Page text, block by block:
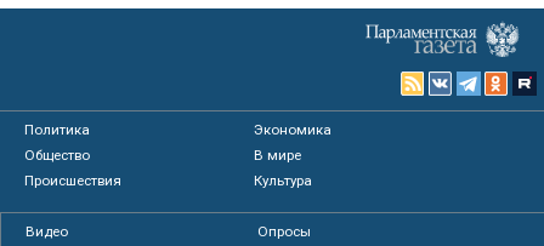
Политика
Экономика
Общество
В мире
Происшествия
Культура
Видео
Опросы